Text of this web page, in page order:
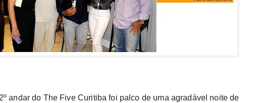
andar do The Five Curitiba foi palco de uma agradável noite de